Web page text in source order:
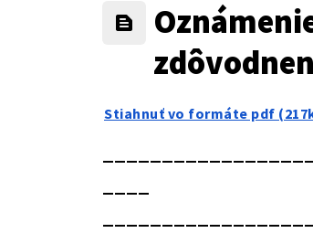
Stiahnuť vo formáte pdf